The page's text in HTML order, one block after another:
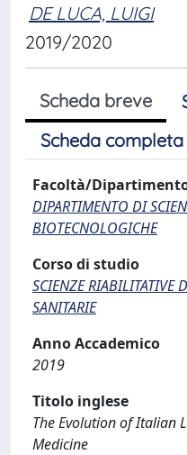
DE LUCA, LUIGI
2019/2020
Scheda breve
Scheda completa
Facoltà/
DIPARTIMENTO DI
BIOTECNOLOGICHE
Corso di studio
SCIENZE RIABILITATIVE
SANITARIE
Anno Accademico
2019
Titolo inglese
The Evolution of Italian
Medicine